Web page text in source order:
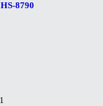
8790